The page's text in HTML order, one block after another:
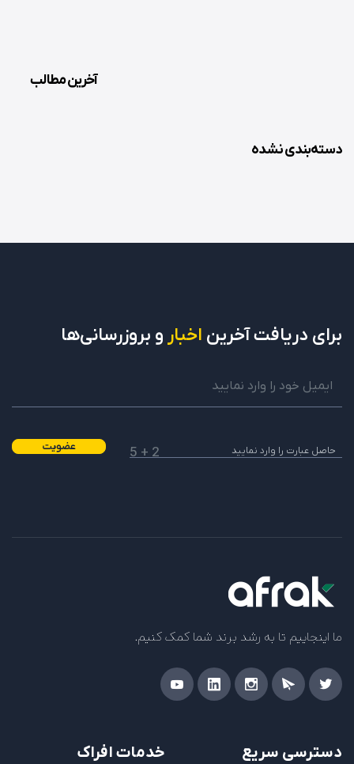
آخرین مطالب
دسته‌بندی نشده
برای دریافتآخرین اخبار و بروزرسانی‌ها
2 + 5 عضویت
ما اینجاییم تا به رشد برند شما کمک کنیم.
دسترسی سریع خدمات افراک